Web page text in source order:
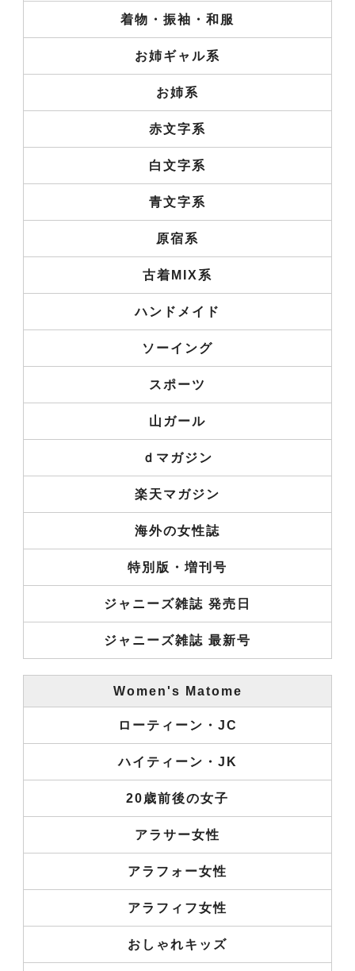
着物・振袖・和服
お姉ギャル系
お姉系
赤文字系
白文字系
青文字系
原宿系
古着MIX系
ハンドメイド
ソーイング
スポーツ
山ガール
ｄマガジン
楽天マガジン
海外の女性誌
特別版・増刊号
ジャニーズ雑誌 発売日
ジャニーズ雑誌 最新号
Women's Matome
ローティーン・JC
ハイティーン・JK
20歳前後の女子
アラサー女性
アラフォー女性
アラフィフ女性
おしゃれキッズ